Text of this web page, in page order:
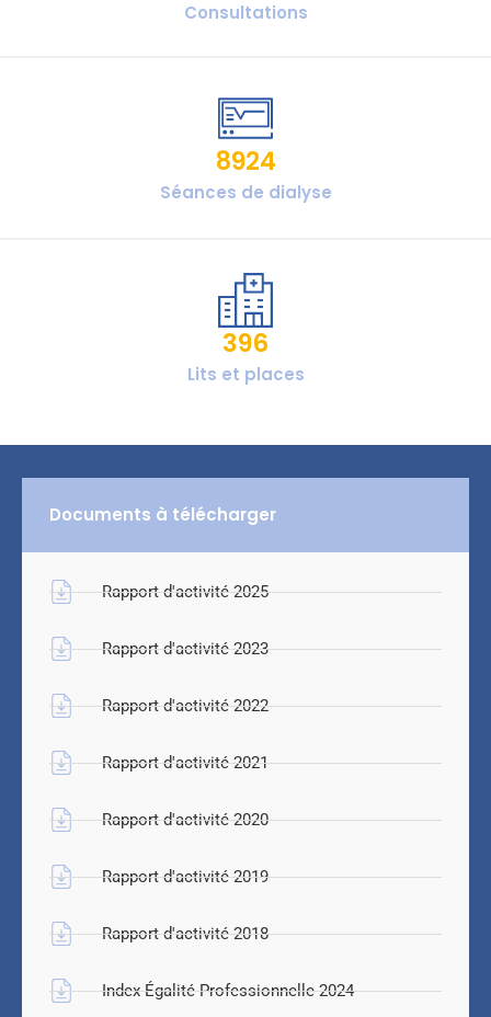
Consultations
8924
Séances de dialyse
396
Lits et places
Documents à télécharger
Rapport d'activité 2025
Rapport d'activité 2023
Rapport d'activité 2022
Rapport d'activité 2021
Rapport d'activité 2020
Rapport d'activité 2019
Rapport d'activité 2018
Index Égalité Professionnelle 2024